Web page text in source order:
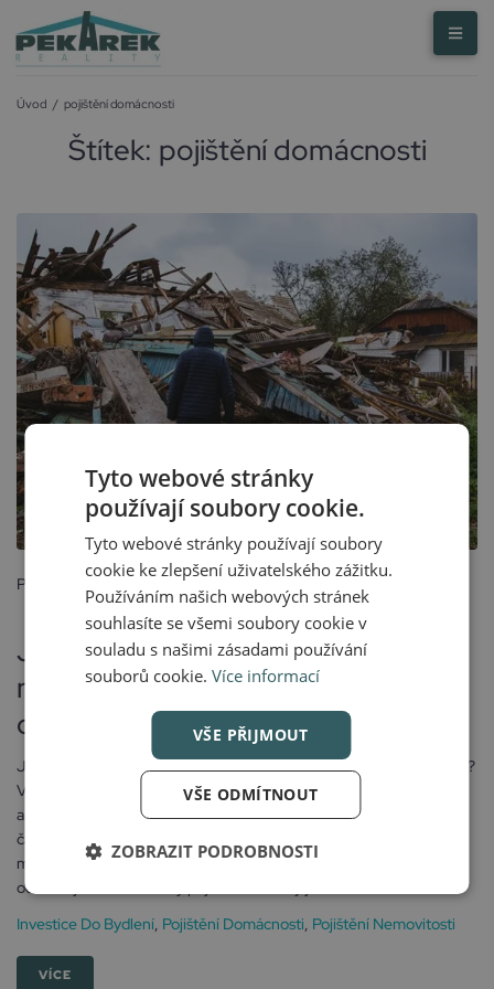
Úvod / pojištění domácnosti
Štítek: pojištění domácnosti
Posted
15 května, 2024
Jaký je rozdíl mezi pojištěním
nemovitosti a pojištěním
domácnosti?
Jaký je rozdíl mezi pojištěním nemovitosti a pojištěním domácnosti?
V dnešním nevyzpytatelném světě je dobré očekávat nečekané
a jak praví heslo skautů – být připraveni. Jako realitní makléř se
často setkávám s otázkou: Jak mohu efektivně ochránit svůj
majetek? Odpověď je pojištění! Pojďme se společně podívat, jak se
od sebe jednotlivé druhy pojištění liší a kdy je dobré...
Investice Do Bydlení, Pojištění Domácnosti, Pojištění Nemovitosti
VÍCE
Tyto webové stránky
používají soubory cookie.
Tyto webové stránky používají soubory
cookie ke zlepšení uživatelského zážitku.
Používáním našich webových stránek
souhlasíte se všemi soubory cookie v
souladu s našimi zásadami používání
souborů cookie. Více informací
VŠE PŘIJMOUT
VŠE ODMÍTNOUT
ZOBRAZIT PODROBNOSTI